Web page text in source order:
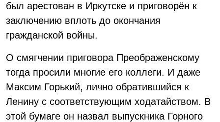
был арестован в Иркутске и приговорён к
заключению вплоть до окончания
гражданской войны.
О смягчении приговора Преображенскому
тогда просили многие его коллеги. И даже
Максим Горький, лично обратившийся к
Ленину с соответствующим ходатайством. В
этой бумаге он назвал выпускника Горного